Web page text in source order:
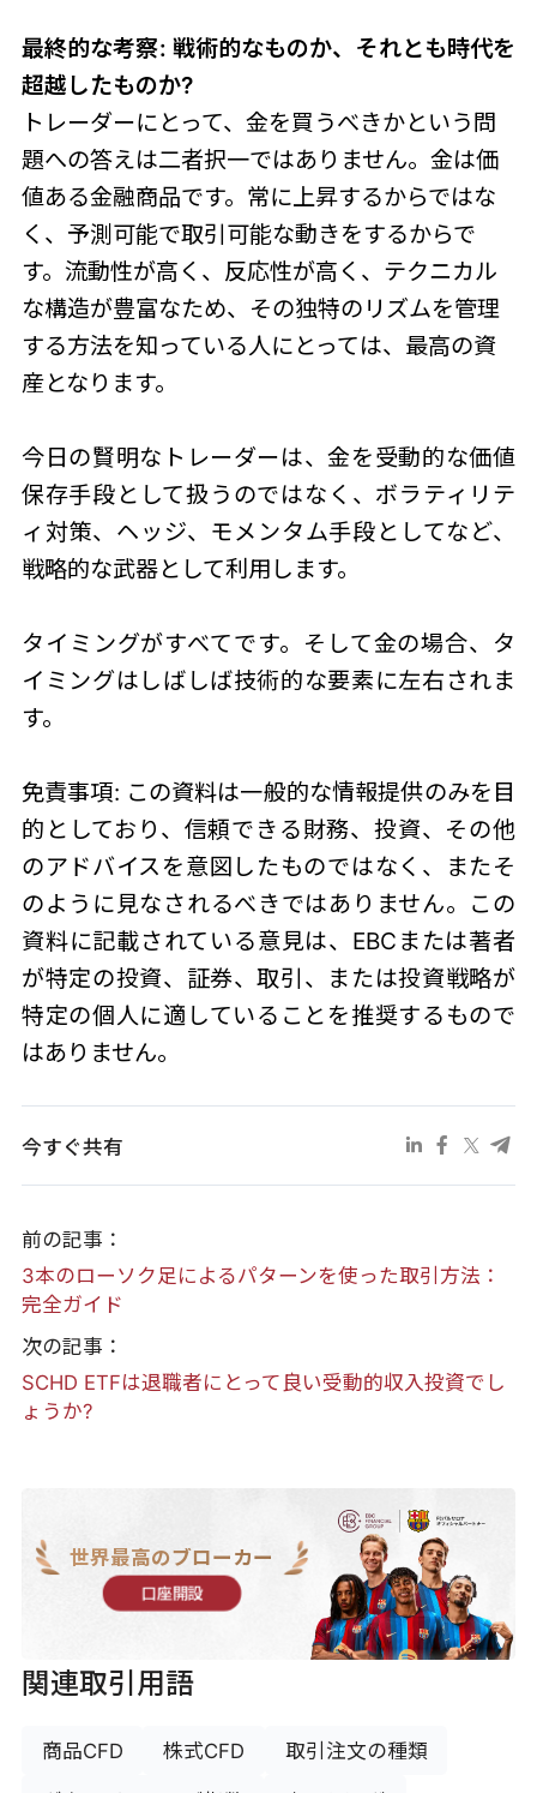
最終的な考察: 戦術的なものか、それとも時代を
超越したものか?
トレーダーにとって、金を買うべきかという問
題への答えは二者択一ではありません。金は価
値ある金融商品です。常に上昇するからではな
く、予測可能で取引可能な動きをするからで
す。流動性が高く、反応性が高く、テクニカル
な構造が豊富なため、その独特のリズムを管理
する方法を知っている人にとっては、最高の資
産となります。
今日の賢明なトレーダーは、金を受動的な価値
保存手段として扱うのではなく、ボラティリテ
ィ対策、ヘッジ、モメンタム手段としてなど、
戦略的な武器として利用します。
タイミングがすべてです。そして金の場合、タ
イミングはしばしば技術的な要素に左右されま
す。
免責事項: この資料は一般的な情報提供のみを目
的としており、信頼できる財務、投資、その他
のアドバイスを意図したものではなく、またそ
のように見なされるべきではありません。この
資料に記載されている意見は、EBCまたは著者
が特定の投資、証券、取引、または投資戦略が
特定の個人に適していることを推奨するもので
はありません。
今すぐ共有
前の記事：
3本のローソク足によるパターンを使った取引方法：
完全ガイド
次の記事：
SCHD ETFは退職者にとって良い受動的収入投資でし
ょうか?
世界最高のブローカー
口座開設
関連取引用語
商品CFD 株式CFD 取引注文の種類